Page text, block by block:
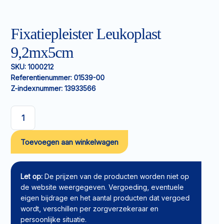
Fixatiepleister Leukoplast
9,2mx5cm
SKU: 1000212
Referentienummer: 01539-00
Z-indexnummer: 13933566
Fixatiepleister
Leukoplast
9,2mx5cm
aantal
Toevoegen aan winkelwagen
Let op: De prijzen van de producten worden niet op
de website weergegeven. Vergoeding, eventuele
eigen bijdrage en het aantal producten dat vergoed
wordt, verschillen per zorgverzekeraar en
persoonlijke situatie.